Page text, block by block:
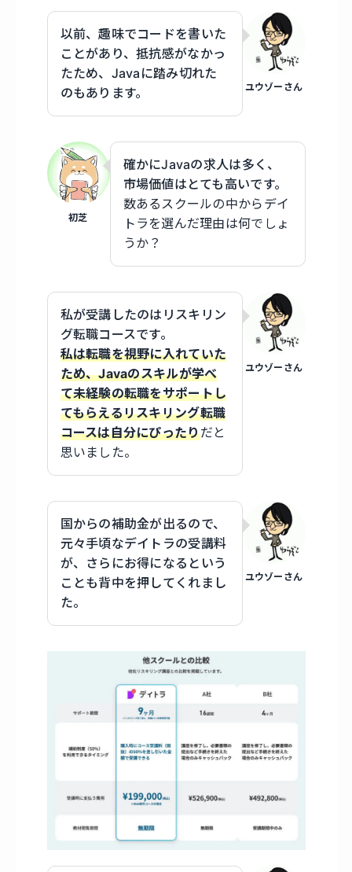
ユウゾーさん
以前、趣味でコードを書いた
ことがあり、抵抗感がなかっ
たため、Javaに踏み切れた
のもあります。
初芝
確かにJavaの求人は多く、
市場価値はとても高いです。
数あるスクールの中からデイ
トラを選んだ理由は何でしょ
うか？
ユウゾーさん
私が受講したのはリスキリン
グ転職コースです。
私は転職を視野に入れていた
ため、Javaのスキルが学べ
て未経験の転職をサポートし
てもらえるリスキリング転職
コースは自分にぴったりだと
思いました。
ユウゾーさん
国からの補助金が出るので、
元々手頃なデイトラの受講料
が、さらにお得になるという
ことも背中を押してくれまし
た。